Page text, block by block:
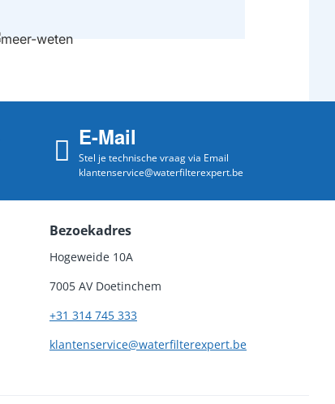
E-Mail
Stel je technische vraag via Email
klantenservice@waterfilterexpert.be
Bezoekadres
Hogeweide 10A
7005 AV Doetinchem
+31 314 745 333
klantenservice@waterfilterexpert.be